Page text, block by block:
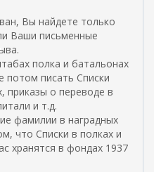
Вы найдете только
Ваши письменные
полка и батальонах
потом писать Списки
приказы о переводе в
и т.д.
фамилии в наградных
что Списки в полках и
хранятся в фондах 1937